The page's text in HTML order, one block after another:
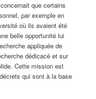
que certains
par exemple en
où ils avaient été
belle opportunité lui
appliquée de
dédicacé et sur
Cette mission est
qui sont à la base